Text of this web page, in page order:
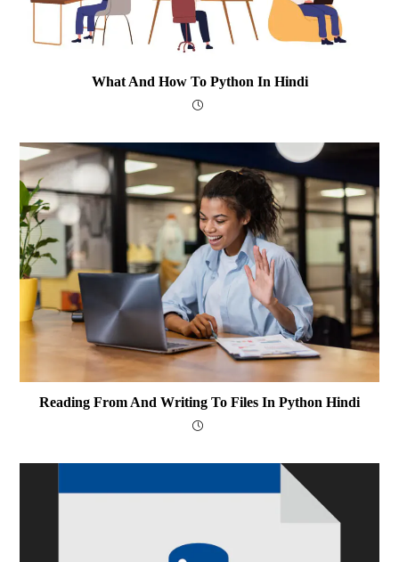
What And How To Python In Hindi
Reading From And Writing To Files In Python Hindi